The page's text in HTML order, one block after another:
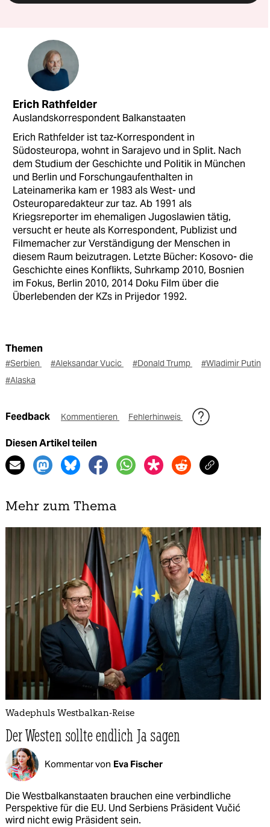
Erich Rathfelder
Auslandskorrespondent Balkanstaaten
Erich Rathfelder ist taz-Korrespondent in
Südosteuropa, wohnt in Sarajevo und in Split. Nach
dem Studium der Geschichte und Politik in München
und Berlin und Forschungaufenthalten in
Lateinamerika kam er 1983 als West- und
Osteuroparedakteur zur taz. Ab 1991 als
Kriegsreporter im ehemaligen Jugoslawien tätig,
versucht er heute als Korrespondent, Publizist und
Filmemacher zur Verständigung der Menschen in
diesem Raum beizutragen. Letzte Bücher: Kosovo- die
Geschichte eines Konflikts, Suhrkamp 2010, Bosnien
im Fokus, Berlin 2010, 2014 Doku Film über die
Überlebenden der KZs in Prijedor 1992.
Themen
#Serbien #Aleksandar Vucic #Donald Trump
#Wladimir Putin
#Alaska
Feedback Kommentieren Fehlerhinweis
Diesen Artikel teilen
Mehr zum Thema
Wadephuls Westbalkan-Reise
Der Westen sollte endlich Ja sagen
Kommentar von Eva Fischer
Die Westbalkanstaaten brauchen eine verbindliche
Perspektive für die EU. Und Serbiens Präsident Vučić
wird nicht ewig Präsident sein.